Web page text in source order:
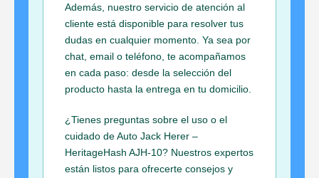
Además, nuestro servicio de atención al
cliente está disponible para resolver tus
dudas en cualquier momento. Ya sea por
chat, email o teléfono, te acompañamos
en cada paso: desde la selección del
producto hasta la entrega en tu domicilio.
¿Tienes preguntas sobre el uso o el
cuidado de Auto Jack Herer –
HeritageHash AJH-10? Nuestros expertos
están listos para ofrecerte consejos y